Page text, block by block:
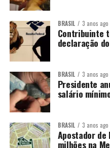
BRASIL 3 anos ago
Contribuinte
declaração
BRASIL 3 anos ago
Presidente
salário
BRASIL 3 anos ago
Apostador de
milhões na